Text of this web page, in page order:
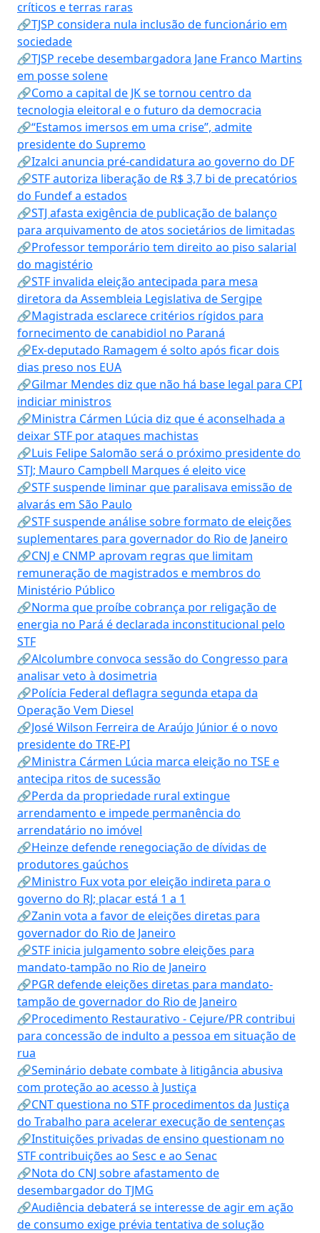
críticos e terras raras
🔗TJSP considera nula inclusão de funcionário em
sociedade
🔗TJSP recebe desembargadora Jane Franco Martins
em posse solene
🔗Como a capital de JK se tornou centro da
tecnologia eleitoral e o futuro da democracia
🔗“Estamos imersos em uma crise”, admite
presidente do Supremo
🔗Izalci anuncia pré-candidatura ao governo do DF
🔗STF autoriza liberação de R$ 3,7 bi de precatórios
do Fundef a estados
🔗STJ afasta exigência de publicação de balanço
para arquivamento de atos societários de limitadas
🔗Professor temporário tem direito ao piso salarial
do magistério
🔗STF invalida eleição antecipada para mesa
diretora da Assembleia Legislativa de Sergipe
🔗Magistrada esclarece critérios rígidos para
fornecimento de canabidiol no Paraná
🔗Ex-deputado Ramagem é solto após ficar dois
dias preso nos EUA
🔗Gilmar Mendes diz que não há base legal para CPI
indiciar ministros
🔗Ministra Cármen Lúcia diz que é aconselhada a
deixar STF por ataques machistas
🔗Luis Felipe Salomão será o próximo presidente do
STJ; Mauro Campbell Marques é eleito vice
🔗STF suspende liminar que paralisava emissão de
alvarás em São Paulo
🔗STF suspende análise sobre formato de eleições
suplementares para governador do Rio de Janeiro
🔗CNJ e CNMP aprovam regras que limitam
remuneração de magistrados e membros do
Ministério Público
🔗Norma que proíbe cobrança por religação de
energia no Pará é declarada inconstitucional pelo
STF
🔗Alcolumbre convoca sessão do Congresso para
analisar veto à dosimetria
🔗Polícia Federal deflagra segunda etapa da
Operação Vem Diesel
🔗José Wilson Ferreira de Araújo Júnior é o novo
presidente do TRE-PI
🔗Ministra Cármen Lúcia marca eleição no TSE e
antecipa ritos de sucessão
🔗Perda da propriedade rural extingue
arrendamento e impede permanência do
arrendatário no imóvel
🔗Heinze defende renegociação de dívidas de
produtores gaúchos
🔗Ministro Fux vota por eleição indireta para o
governo do RJ; placar está 1 a 1
🔗Zanin vota a favor de eleições diretas para
governador do Rio de Janeiro
🔗STF inicia julgamento sobre eleições para
mandato-tampão no Rio de Janeiro
🔗PGR defende eleições diretas para mandato-
tampão de governador do Rio de Janeiro
🔗Procedimento Restaurativo - Cejure/PR contribui
para concessão de indulto a pessoa em situação de
rua
🔗Seminário debate combate à litigância abusiva
com proteção ao acesso à Justiça
🔗CNT questiona no STF procedimentos da Justiça
do Trabalho para acelerar execução de sentenças
🔗Instituições privadas de ensino questionam no
STF contribuições ao Sesc e ao Senac
🔗Nota do CNJ sobre afastamento de
desembargador do TJMG
🔗Audiência debaterá se interesse de agir em ação
de consumo exige prévia tentativa de solução